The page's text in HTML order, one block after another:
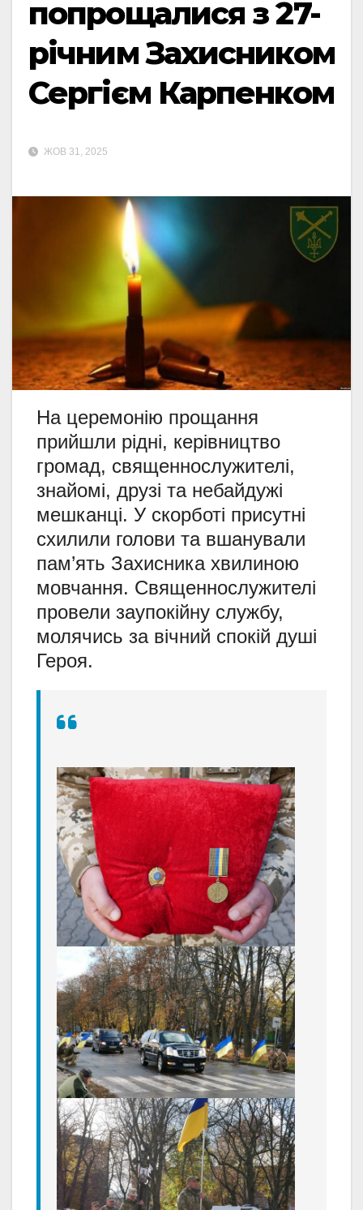
попрощалися з 27-
річним Захисником
Сергієм Карпенком
ЖОВ 31, 2025
На церемонію прощання
прийшли рідні, керівництво
громад, священнослужителі,
знайомі, друзі та небайдужі
мешканці. У скорботі присутні
схилили голови та вшанували
пам’ять Захисника хвилиною
мовчання. Священнослужителі
провели заупокійну службу,
молячись за вічний спокій душі
Героя.